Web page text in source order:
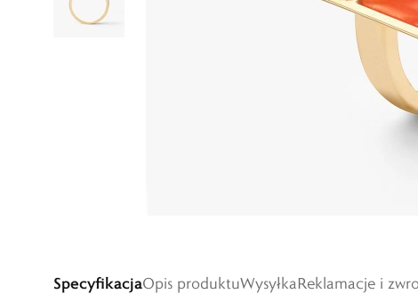
SpecyfikacjaOpis produktuWysyłkaReklamacje i